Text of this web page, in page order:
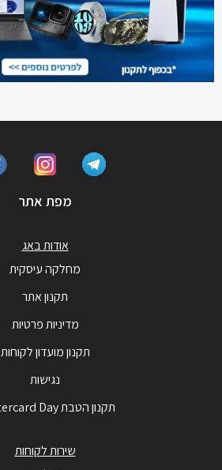
מפת אתר
אודות באג
מחלקה עיסקית
תקנון אתר
מדיניות פרטיות
תקנון מועדון לקוחות
נגישות
תקנון הטבת Mastercard Day
שירות לקוחות